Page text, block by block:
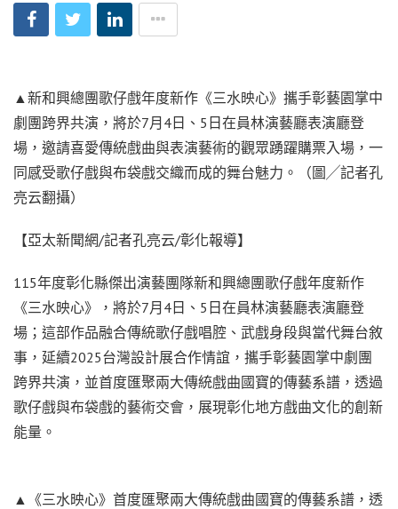
▲新和興總團歌仔戲年度新作《三水映心》攜手彰藝園掌中
劇團跨界共演，將於7月4日、5日在員林演藝廳表演廳登
場，邀請喜愛傳統戲曲與表演藝術的觀眾踴躍購票入場，一
同感受歌仔戲與布袋戲交織而成的舞台魅力。（圖╱記者孔
亮云翻攝）
【亞太新聞網/記者孔亮云/彰化報導】
115年度彰化縣傑出演藝團隊新和興總團歌仔戲年度新作
《三水映心》，將於7月4日、5日在員林演藝廳表演廳登
場；這部作品融合傳統歌仔戲唱腔、武戲身段與當代舞台敘
事，延續2025台灣設計展合作情誼，攜手彰藝園掌中劇團
跨界共演，並首度匯聚兩大傳統戲曲國寶的傳藝系譜，透過
歌仔戲與布袋戲的藝術交會，展現彰化地方戲曲文化的創新
能量。
▲《三水映心》首度匯聚兩大傳統戲曲國寶的傳藝系譜，透